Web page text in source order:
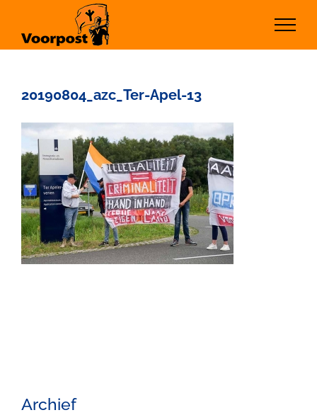
inhoud
20190804_azc_Ter-Apel-13
Archief